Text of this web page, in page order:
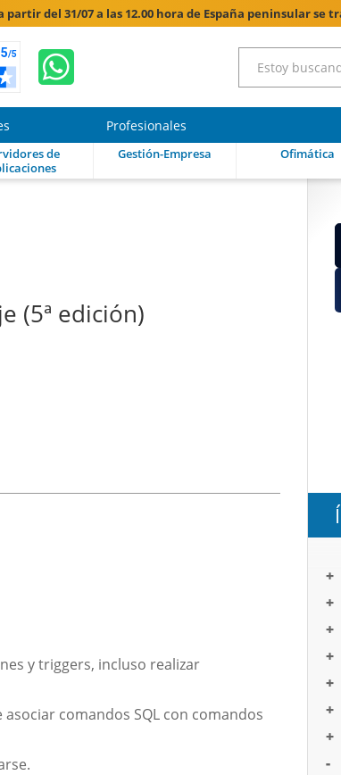
partir del 31/07 a las 12.00 hora de España peninsular se
Profesionales
de
Gestión-Empresa Ofimática
(5ª edición)
y triggers, incluso realizar
comandos SQL con comandos